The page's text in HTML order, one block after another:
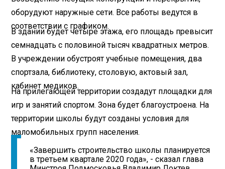
оборудуют наружные сети. Все работы ведутся в
соответствии с графиком.
В здании будет четыре этажа, его площадь превысит
семнадцать с половиной тысяч квадратных метров.
В учреждении обустроят учебные помещения, два
спортзала, библиотеку, столовую, актовый зал,
кабинет медиков.
На прилегающей территории создадут площадки для
игр и занятий спортом. Зона будет благоустроена. На
территории школы будут созданы условия для
маломобильных групп населения.
«Завершить строительство школы планируется
в третьем квартале 2020 года», - сказал глава